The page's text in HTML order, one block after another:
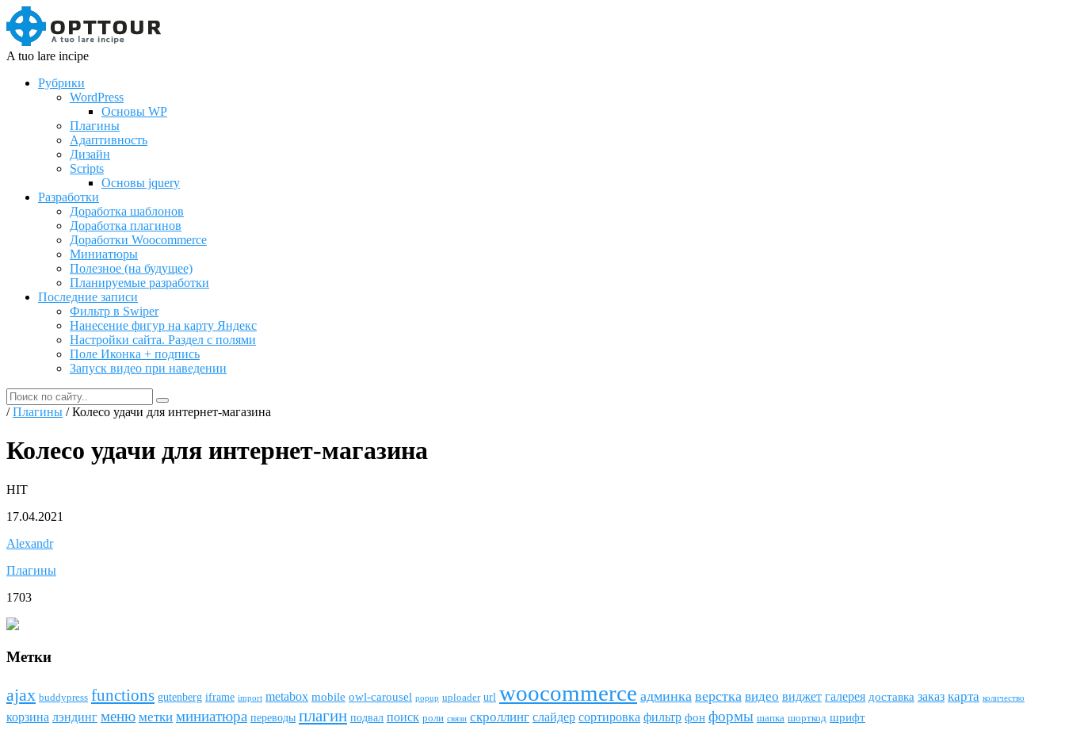
A tuo lare incipe
Рубрики
WordPress
Основы WP
Плагины
Адаптивность
Дизайн
Scripts
Основы jquery
Разработки
Доработка шаблонов
Доработка плагинов
Доработки Woocommerce
Миниатюры
Полезное (на будущее)
Планируемые разработки
Последние записи
Фильтр в Swiper
Нанесение фигур на карту Яндекс
Настройки сайта. Раздел с полями
Поле Иконка + подпись
Запуск видео при наведении
/Плагины / Колесо удачи для интернет-магазина
Колесо удачи для интернет-магазина
HIT
17.04.2021
Alexandr
Плагины
1703
Метки
ajax buddypress funсtions gutenberg iframe import metabox mobile owl-carousel popup uploader url woocommerce админка верстка видео виджет галерея доставка заказ карта количество
корзина лэндинг меню метки миниатюра переводы плагин подвал поиск роли связи скроллинг слайдер сортировка фильтр фон формы шапка шорткод шрифт